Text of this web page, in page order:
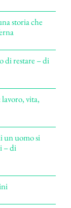
storia che
di restare – di
vita,
un uomo si
– di